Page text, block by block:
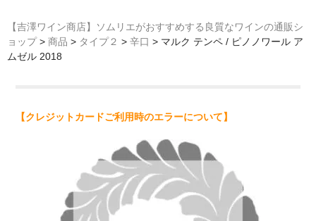
【吉澤ワイン商店】ソムリエがおすすめする良質なワインの通販シ
ョップ> 商品 > タイプ２ > 辛口 > マルク テンペ / ピノノワール ア
ムゼル 2018
【クレジットカードご利用時のエラーについて】